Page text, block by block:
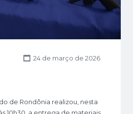
24 de março de 2026
de Rondônia realizou, nesta
10h30, a entrega de materiais